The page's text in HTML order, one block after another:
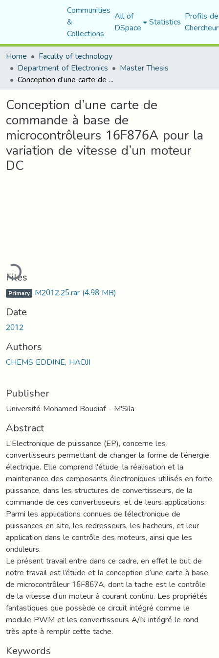
Communities
&
Collections
All of
DSpace Statistics Profils
Home
Faculty of technology
Department of Electronics Master Thesis
Conception d’une carte de commande à base de microcontrôleurs 16F876A pour la variation de vitesse d’un moteur DC
Conception d’une carte de
commande à base de
microcontrôleurs 16F876A pour la
variation de vitesse d’un moteur
DC
Loading...
Files
Primary M2012.25.rar(4.98 MB)
Date
2012
Authors
CHEMS EDDINE, HADJI
Publisher
Université Mohamed Boudiaf - M'Sila
Abstract
L'Electronique de puissance (EP), concerne les
convertisseurs permettant de changer la forme de l'énergie
électrique. Elle comprend l'étude, la réalisation et la
maintenance des composants électroniques utilisés en forte
puissance, dans les structures de convertisseurs, de la
commande de ces convertisseurs, et de leurs applications.
Parmi les applications connues de l’électronique de
puissances en site, les redresseurs, les hacheurs, et leur
application dans le contrôle des moteurs, ainsi que les
onduleurs.
Le présent travail entre dans ce cadre, en effet le but de
notre travail est l’étude et la conception d’une carte à base
de microcontrôleur 16F867A, dont la tache est le contrôle
de la vitesse d’un moteur à courant continu. Les propriétés
fantastiques que possède ce circuit intégré comme le
module PWM et les convertisseurs A/N intégré le rond
très apte à remplir cette tache.
Keywords